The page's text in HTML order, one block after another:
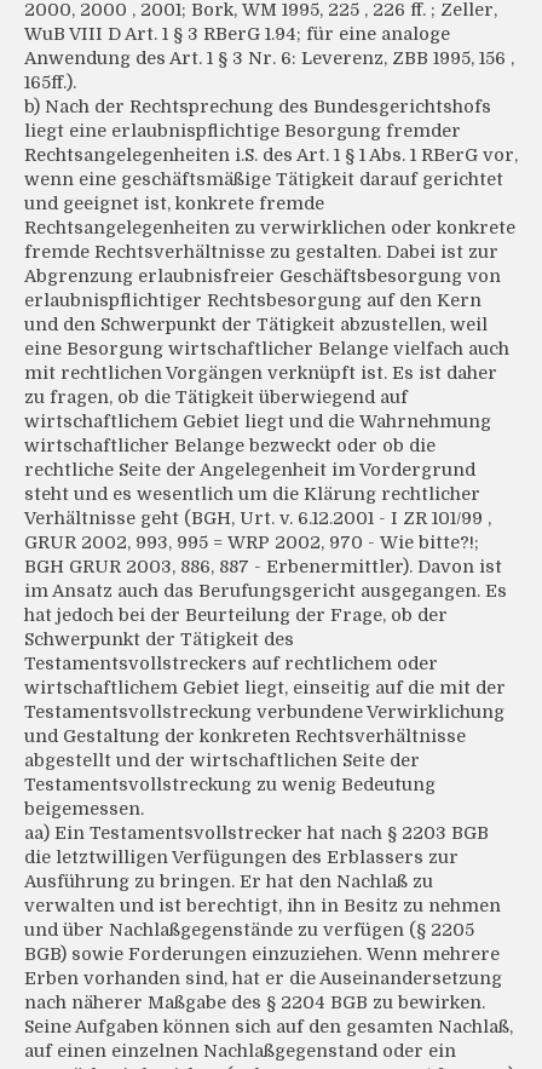
2000, 2000 , 2001; Bork, WM 1995, 225 , 226 ff. ; Zeller,
WuB VIII D Art. 1 § 3 RBerG 1.94; für eine analoge
Anwendung des Art. 1 § 3 Nr. 6: Leverenz, ZBB 1995, 156 ,
165ff.).
b) Nach der Rechtsprechung des Bundesgerichtshofs
liegt eine erlaubnispflichtige Besorgung fremder
Rechtsangelegenheiten i.S. des Art. 1 § 1 Abs. 1 RBerG vor,
wenn eine geschäftsmäßige Tätigkeit darauf gerichtet
und geeignet ist, konkrete fremde
Rechtsangelegenheiten zu verwirklichen oder konkrete
fremde Rechtsverhältnisse zu gestalten. Dabei ist zur
Abgrenzung erlaubnisfreier Geschäftsbesorgung von
erlaubnispflichtiger Rechtsbesorgung auf den Kern
und den Schwerpunkt der Tätigkeit abzustellen, weil
eine Besorgung wirtschaftlicher Belange vielfach auch
mit rechtlichen Vorgängen verknüpft ist. Es ist daher
zu fragen, ob die Tätigkeit überwiegend auf
wirtschaftlichem Gebiet liegt und die Wahrnehmung
wirtschaftlicher Belange bezweckt oder ob die
rechtliche Seite der Angelegenheit im Vordergrund
steht und es wesentlich um die Klärung rechtlicher
Verhältnisse geht (BGH, Urt. v. 6.12.2001 - I ZR 101/99 ,
GRUR 2002, 993, 995 = WRP 2002, 970 - Wie bitte?!;
BGH GRUR 2003, 886, 887 - Erbenermittler). Davon ist
im Ansatz auch das Berufungsgericht ausgegangen. Es
hat jedoch bei der Beurteilung der Frage, ob der
Schwerpunkt der Tätigkeit des
Testamentsvollstreckers auf rechtlichem oder
wirtschaftlichem Gebiet liegt, einseitig auf die mit der
Testamentsvollstreckung verbundene Verwirklichung
und Gestaltung der konkreten Rechtsverhältnisse
abgestellt und der wirtschaftlichen Seite der
Testamentsvollstreckung zu wenig Bedeutung
beigemessen.
aa) Ein Testamentsvollstrecker hat nach § 2203 BGB
die letztwilligen Verfügungen des Erblassers zur
Ausführung zu bringen. Er hat den Nachlaß zu
verwalten und ist berechtigt, ihn in Besitz zu nehmen
und über Nachlaßgegenstände zu verfügen (§ 2205
BGB) sowie Forderungen einzuziehen. Wenn mehrere
Erben vorhanden sind, hat er die Auseinandersetzung
nach näherer Maßgabe des § 2204 BGB zu bewirken.
Seine Aufgaben können sich auf den gesamten Nachlaß,
auf einen einzelnen Nachlaßgegenstand oder ein